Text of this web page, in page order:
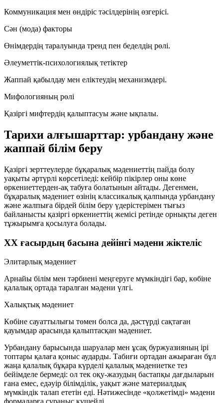
Коммуникация мен өндіріс тәсілдерінің өзгерісі.
Сән (мода) факторы
Өнімдердің таралуында тренд пен беделдің рөлі.
Әлеуметтік-психологиялық тетіктер
Жаппай қабылдау мен еліктеудің механизмдері.
Мифологияның рөлі
Қазіргі мифтердің қалыптасуы және ықпалы.
Тарихи алғышарттар: урбандану және
жаппай білім беру
Қазіргі зерттеулерде бұқаралық мәдениеттің пайда болу
уақыты әртүрлі көрсетіледі: кейбір пікірлер оны көне
өркениеттерден-ақ табуға болатынын айтады. Дегенмен,
бұқаралық мәдениет өзінің классикалық қалпында урбандану
және жалпыға бірдей білім беру үдерістерімен тығыз
байланысты қазіргі өркениеттің жемісі ретінде орнықты деген
тұжырымға қосылуға болады.
ХХ ғасырдың басына дейінгі мәдени жіктеліс
Элитарлық мәдениет
Арнайы білім мен тәрбиені меңгеруге мүмкіндігі бар, көбіне
қалалық ортада таралған мәдени үлгі.
Халықтық мәдениет
Көбіне сауаттылығы төмен болса да, дәстүрді сақтаған
қауымдар арасында қалыптасқан мәдениет.
Урбандану барысында шаруалар мен ұсақ буржуазияның ірі
топтары қалаға қоныс аударды. Табиғи ортадан ажыраған бұл
жаңа қалалық бұқара күрделі қалалық мәдениетке тез
бейімделе бермеді: ол тек оқу-жазудың бастапқы дағдыларын
ғана емес, едәуір білімділік, уақыт және материалдық
мүмкіндік талап ететін еді. Нәтижесінде «қолжетімді» мәдени